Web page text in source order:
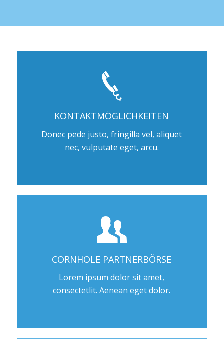
KONTAKTMÖGLICHKEITEN
Donec pede justo, fringilla vel, aliquet
nec, vulputate eget, arcu.
CORNHOLE PARTNERBÖRSE
Lorem ipsum dolor sit amet,
consectetlit. Aenean eget dolor.